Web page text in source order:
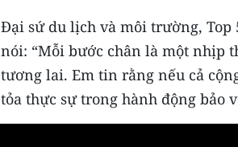
Đại sứ du lịch và môi trường, Top
nói: “Mỗi bước chân là một nhịp
tương lai. Em tin rằng nếu cả
tỏa thực sự trong hành động bảo